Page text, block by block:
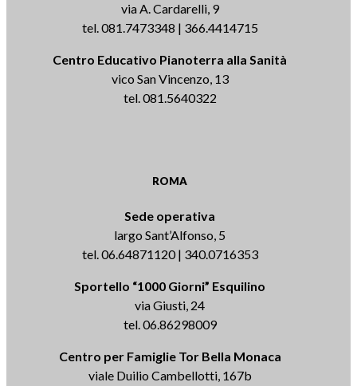
via A. Cardarelli, 9
tel. 081.7473348 | 366.4414715
Centro Educativo Pianoterra alla Sanità
vico San Vincenzo, 13
tel. 081.5640322
ROMA
Sede operativa
largo Sant’Alfonso, 5
tel. 06.64871120 | 340.0716353
Sportello “1000 Giorni” Esquilino
via Giusti, 24
tel. 06.86298009
Centro per Famiglie Tor Bella Monaca
viale Duilio Cambellotti, 167b